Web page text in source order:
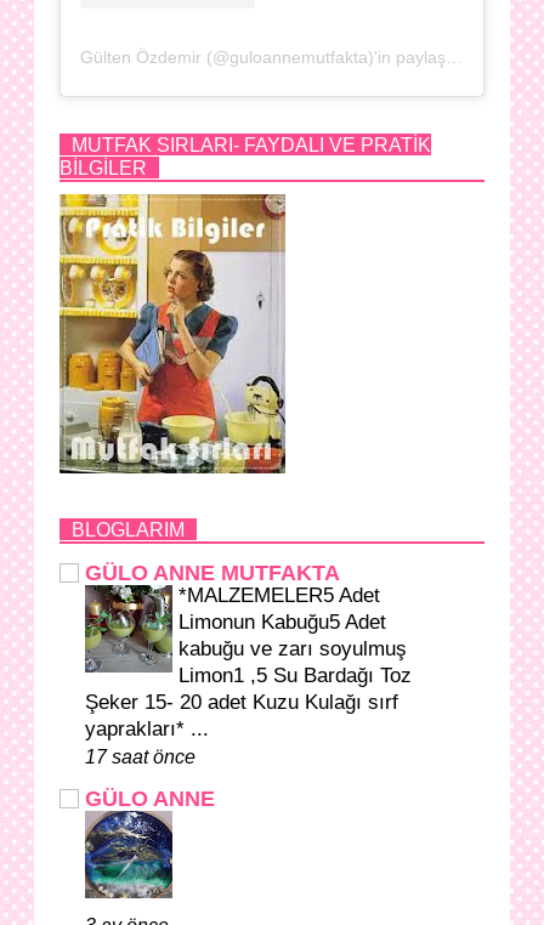
MUTFAK SIRLARI- FAYDALI VE PRATİK
BİLGİLER
BLOGLARIM
GÜLO ANNE MUTFAKTA
*MALZEMELER5 Adet
Limonun Kabuğu5 Adet
kabuğu ve zarı soyulmuş
Limon1 ,5 Su Bardağı Toz
Şeker 15- 20 adet Kuzu Kulağı sırf
yaprakları* ...
17 saat önce
GÜLO ANNE